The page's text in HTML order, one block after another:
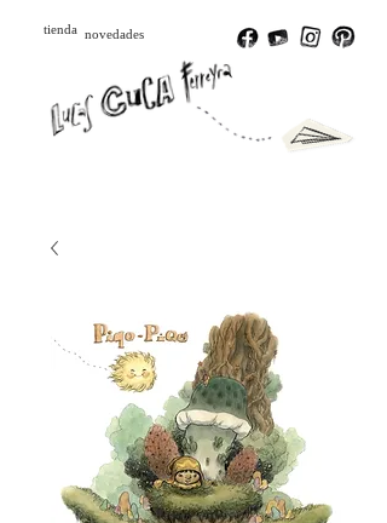
tienda novedades